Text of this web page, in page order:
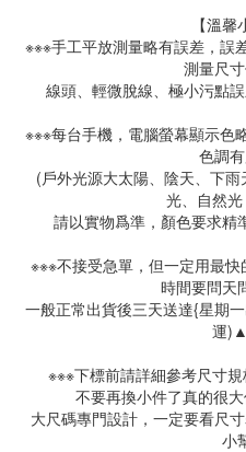
【溫馨
※※※手工平放測量略有誤差，誤
測量尺
線頭、輕微脫線、極小污
※※※每台手機，電腦螢幕顯示色
色調
(戶外光源大太陽、陰天、下
光、自然
請以實物爲準，顏色要求
※※※不接受急單，但一定用最
時間要問天
一般正常出貨後三天送達{星期
運
※※※下標前請詳細參考尺寸
不要再換小件了真的很
大尺碼專門設計，一定要看尺
小